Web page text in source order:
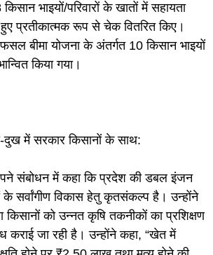
भाइयों/परिवारों के खातों में सहायता
प्रतीकात्मक रूप से चेक वितरित किए।
बीमा योजना के अंतर्गत 10 किसान भाइयों
किया गया।
में सरकार किसानों के साथ:
संबोधन में कहा कि प्रदेश की डबल इंजन
के सर्वांगीण विकास हेतु कृतसंकल्प है। उन्होंने
किसानों को उन्नत कृषि तकनीकों का प्रशिक्षण
कराई जा रही है। उन्होंने कहा, “खेत में